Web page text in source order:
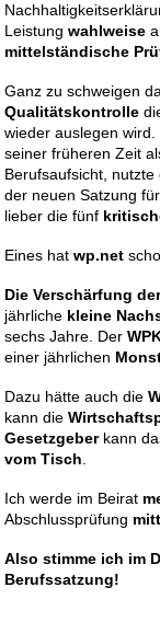
Leistung wahlweise
mittelständische
Ganz zu schweigen
Qualitätskontrolle
wieder auslegen
seiner früheren Zeit
Berufsaufsicht,
der neuen Satzung
lieber die fünf
Eines hat wp.net
Die Verschärfung
jährliche kleine
sechs Jahre. Der
einer jährlichen
Dazu hätte auch die
kann die
Gesetzgeber kann
vom Tisch
Ich werde im Beirat
Abschlussprüfung
Also stimme ich im
Berufssatzung!